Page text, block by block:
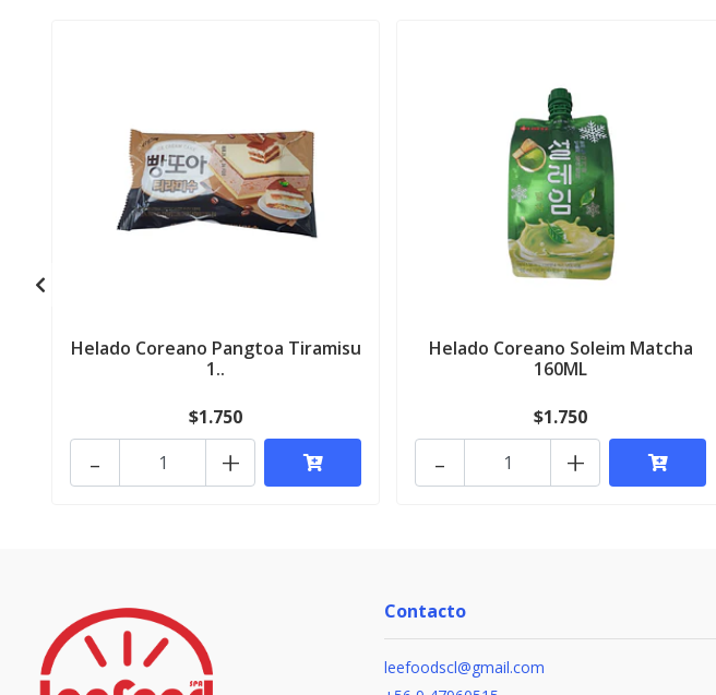
Helado Coreano Pangtoa Tiramisu
1..
$1.750
+
-
Helado Coreano Soleim Matcha
160ML
$1.750
+
-
Contacto
leefoodscl@gmail.com